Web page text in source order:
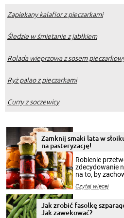
Zapiekany kalafior z pieczarkami
Śledzie w śmietanie z jabłkiem
Rolada wieprzowa z sosem
Ryż palao z pieczarkami
Curry z soczewicy
Zamknij smaki lata w
na pasteryzację!
Robienie
zdecydowanie
na to, by
krajobrazów, by
pełni poczuć
miesięcy.
Czytaj więcej
Jak zrobić fasolkę
Jak zawekować?